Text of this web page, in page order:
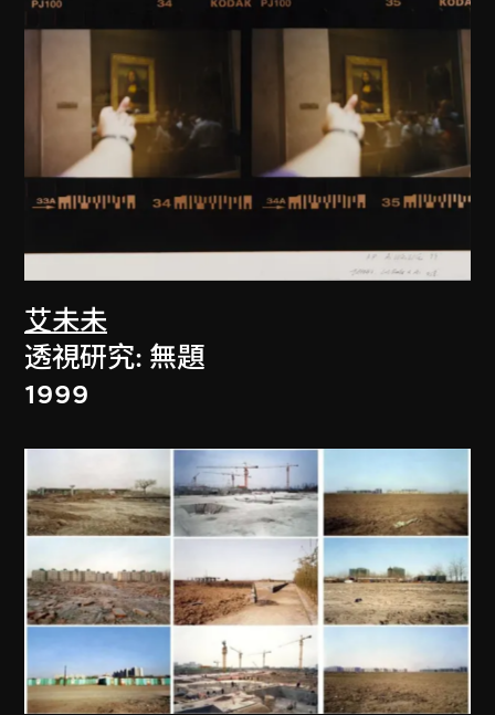
艾未未
透視研究: 無題
1999